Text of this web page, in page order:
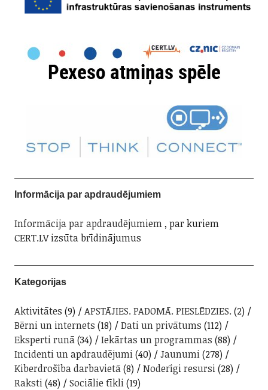
Informācija par apdraudējumiem
Informācija par apdraudējumiem, par kuriem
CERT.LV izsūta brīdinājumus
Kategorijas
Aktivitātes (9) APSTĀJIES. PADOMĀ. PIESLĒDZIES. (2)
Bērni un internets (18) Dati un privātums (112)
Eksperti runā(34) Iekārtas un programmas (88)
Incidenti un apdraudējumi(40) Jaunumi(278)
Kiberdrošība darbavietā(8) Noderīgi resursi(28)
Raksti(48) Sociālie tīkli(19)